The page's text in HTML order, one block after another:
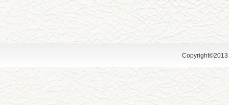
Copyright©2013